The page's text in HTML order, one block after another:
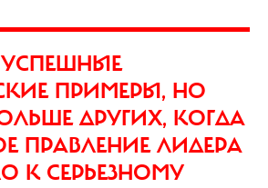
ПРИМЕРЫ, НО
ДРУГИХ, КОГДА
ПРАВЛЕНИЕ ЛИДЕРА
К СЕРЬЕЗНОМУ